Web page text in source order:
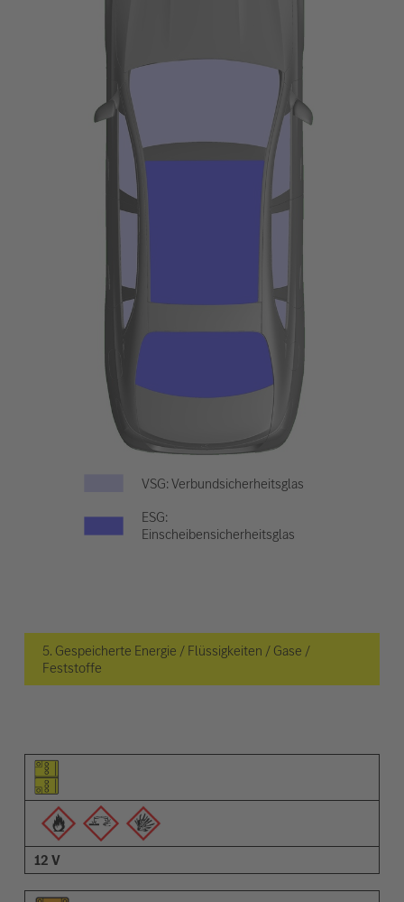
VSG: Verbundsicherheitsglas
ESG:
Einscheibensicherheitsglas
5. Gespeicherte Energie / Flüssigkeiten / Gase /
Feststoffe
Piktogramm des Elements
Pictrogramme der Warnungen
Beschreibung
12 V